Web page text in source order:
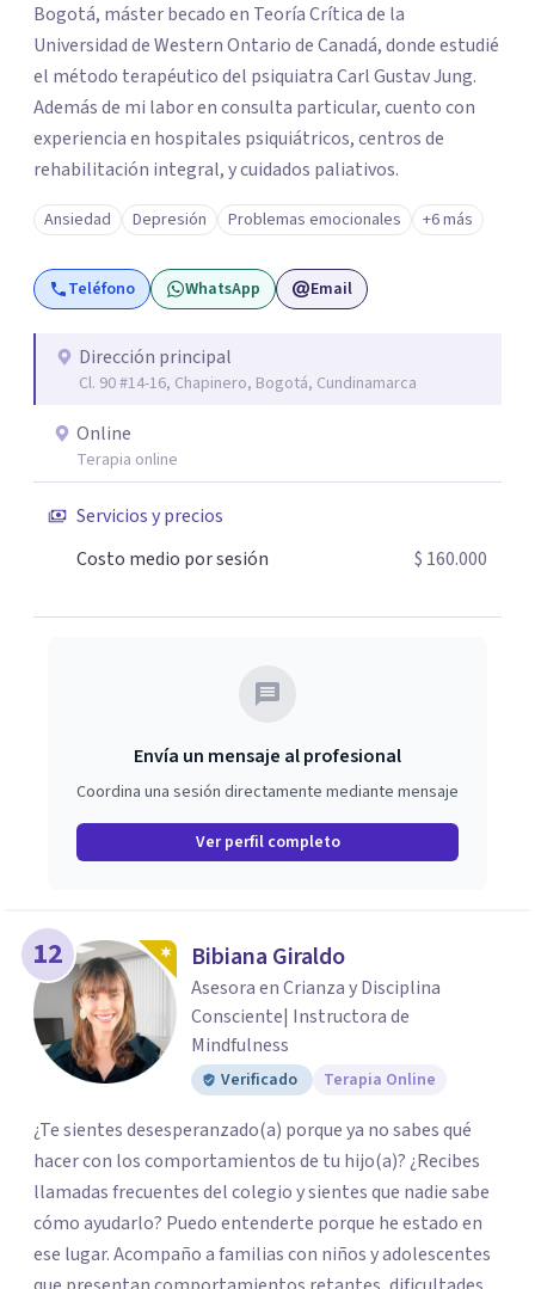
Bogotá, máster becado en Teoría Crítica de la
Universidad de Western Ontario de Canadá, donde estudié
el método terapéutico del psiquiatra Carl Gustav Jung.
Además de mi labor en consulta particular, cuento con
experiencia en hospitales psiquiátricos, centros de
rehabilitación integral, y cuidados paliativos.
Ansiedad Depresión Problemas emocionales +6 más
Teléfono WhatsApp Email
Dirección principal
Cl. 90 #14-16, Chapinero, Bogotá, Cundinamarca
Online
Terapia online
Servicios y precios
Costo medio por sesión
$ 160.000
Envía un mensaje al profesional
Coordina una sesión directamente mediante mensaje
Ver perfil completo
12 Bibiana Giraldo
Asesora en Crianza y Disciplina
Consciente| Instructora de
Mindfulness
Verificado Terapia Online
¿Te sientes desesperanzado(a) porque ya no sabes qué
hacer con los comportamientos de tu hijo(a)? ¿Recibes
llamadas frecuentes del colegio y sientes que nadie sabe
cómo ayudarlo? Puedo entenderte porque he estado en
ese lugar. Acompaño a familias con niños y adolescentes